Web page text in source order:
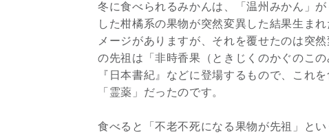
冬に食べられるみかんは、「温州みかん」
した柑橘系の果物が突然変異した結果生ま
メージがありますが、それを覆せたのは突
の先祖は「非時香果（ときじくのかぐのこ
『日本書紀』などに登場するもので、これ
「霊薬」だったのです。
食べると「不老不死になる果物が先祖」と